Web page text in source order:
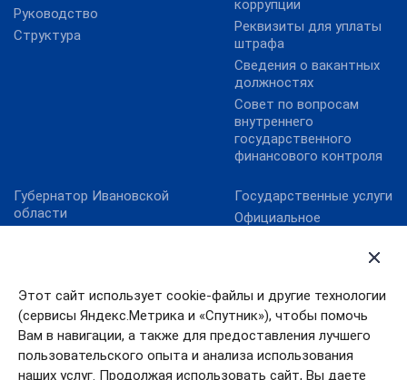
Этот сайт использует cookie-файлы и другие технологии
(сервисы Яндекс.Метрика и «Спутник»), чтобы помочь
Вам в навигации, а также для предоставления лучшего
пользовательского опыта и анализа использования
наших услуг. Продолжая использовать сайт, Вы даете
Руководство
Структура
коррупции
Реквизиты для уплаты
штрафа
Сведения о вакантных
должностях
Совет по вопросам
внутреннего
государственного
финансового контроля
Губернатор Ивановской
области
Правительство
Ивановской области
Правительство РФ
Президент РФ
Государственные услуги
Официальное
портал правовой
информации
Портал Работа в России
Электронный бюджет